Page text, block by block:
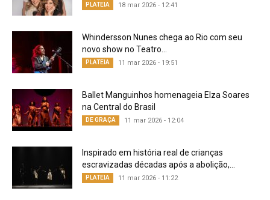
PLATEIA 18 mar 2026 - 12:41
Whindersson Nunes chega ao Rio com seu
novo show no Teatro...
PLATEIA 11 mar 2026 - 19:51
Ballet Manguinhos homenageia Elza Soares
na Central do Brasil
DE GRAÇA 11 mar 2026 - 12:04
Inspirado em história real de crianças
escravizadas décadas após a abolição,...
PLATEIA 11 mar 2026 - 11:22